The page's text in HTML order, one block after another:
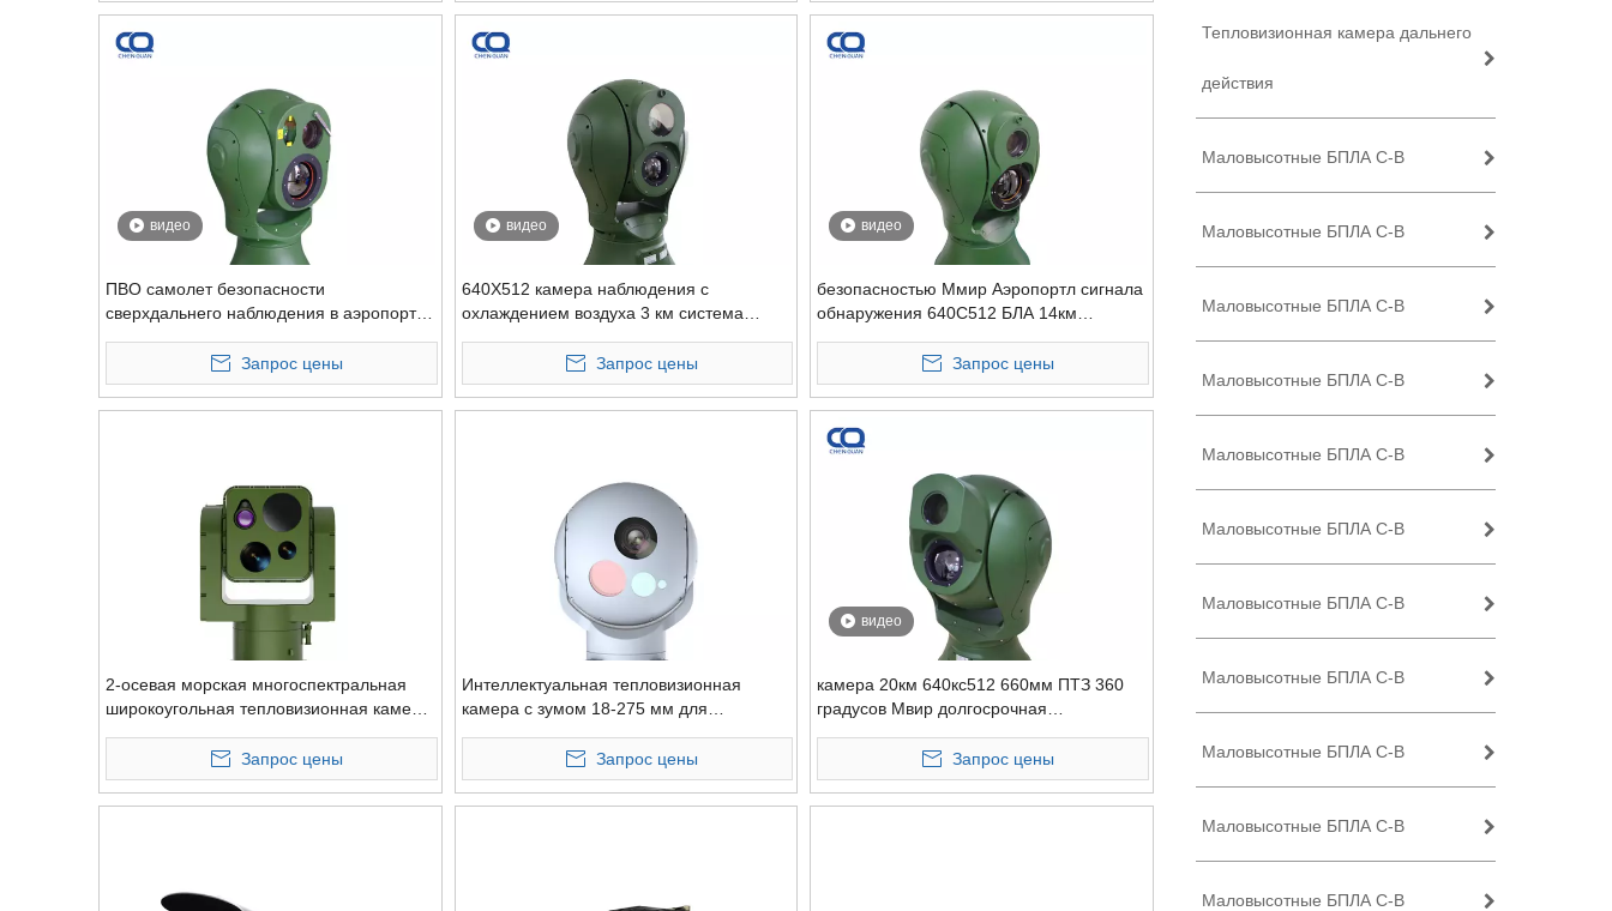
видео
ПВО самолет безопасности
сверхдальнего наблюдения в аэропорту
тепловизионная камера с LRF
Запрос цены
видео
640X512 камера наблюдения с
охлаждением воздуха 3 км система
2,5 км БПЛА автоматическое слежение
тепловая камера
Запрос цены
видео
безопасностью Ммир Аэропортл сигнала
обнаружения 640С512 БЛА 14км
Запрос цены
2-осевая морская многоспектральная
широкоугольная тепловизионная камера
Запрос цены
Интеллектуальная тепловизионная
камера с зумом 18-275 мм для
средства с искусственным интеллектом
Запрос цены
видео
камера 20км 640кс512 660мм ПТЗ 360
градусов Мвир долгосрочная
наблюдения аэропортов
Запрос цены
Тепловизионная камера дальнего
действия
Маловысотные БПЛА C-B
Маловысотные БПЛА C-B
Маловысотные БПЛА C-B
Маловысотные БПЛА C-B
Маловысотные БПЛА C-B
Маловысотные БПЛА C-B
Маловысотные БПЛА C-B
Маловысотные БПЛА C-B
Маловысотные БПЛА C-B
Маловысотные БПЛА C-B
Маловысотные БПЛА C-B